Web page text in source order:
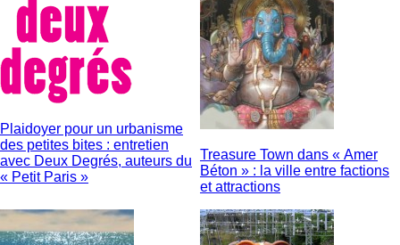
Plaidoyer pour un urbanisme
des petites bites : entretien
avec Deux Degrés, auteurs du
« Petit Paris »
Treasure Town dans « Amer
Béton » : la ville entre factions
et attractions